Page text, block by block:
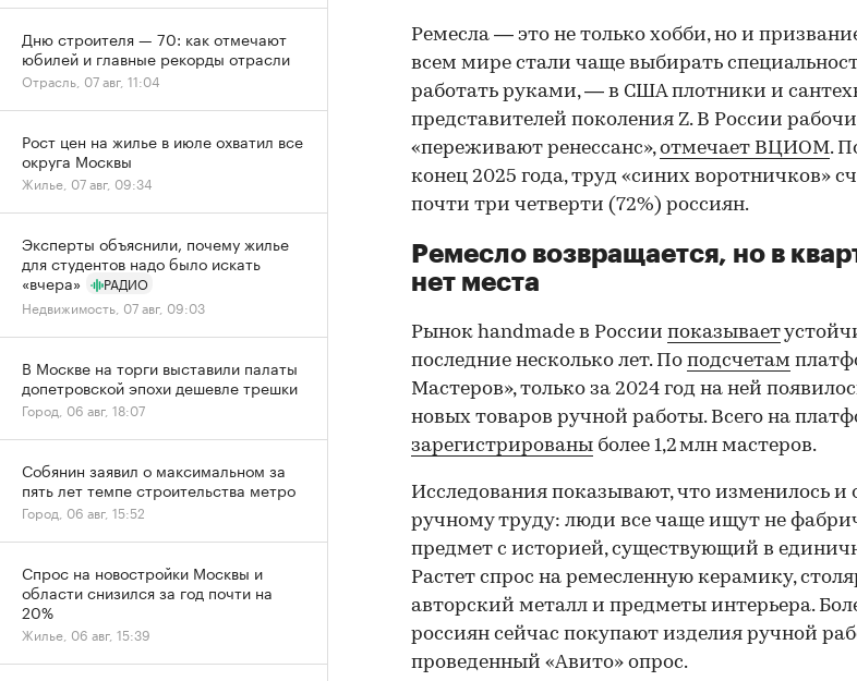
Ремесла — это не только хобби, но и
всем мире стали чаще выбирать
работать руками, — в США плотники и
представителей поколения Z. В России
«переживают ренессанс»,отмечает ВЦИОМ.
конец 2025 года, труд «синих воротничков»
почти три четверти (72%) россиян.
Ремесло возвращается, но в
нет места
Рынок handmade в России показывает
последние несколько лет. По подсчетам
Мастеров», только за 2024 год на ней
новых товаров ручной работы. Всего на
зарегистрированы более 1,2 млн мастеров.
Исследования показывают, что изменилось и
ручному труду: люди все чаще ищут не
предмет с историей, существующий в
Растет спрос на ремесленную керамику,
авторский металл и предметы интерьера.
россиян сейчас покупают изделия ручной
проведенный «Авито» опрос.
Дню строителя — 70: как отмечают
юбилей и главные рекорды отрасли
Отрасль, 07 авг, 11:04
Рост цен на жилье в июле охватил все
округа Москвы
Жилье, 07 авг, 09:34
Эксперты объяснили, почему жилье
для студентов надо было искать
«вчера»
РАДИО
Недвижимость, 07 авг, 09:03
В Москве на торги выставили палаты
допетровской эпохи дешевле трешки
Город, 06 авг, 18:07
Собянин заявил о максимальном за
пять лет темпе строительства метро
Город, 06 авг, 15:52
Спрос на новостройки Москвы и
области снизился за год почти на
20%
Жилье, 06 авг, 15:39